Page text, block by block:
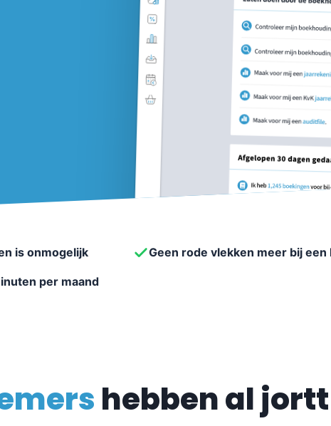
is onmogelijk Geen rode vlekken meer bij
per maand
hebben al